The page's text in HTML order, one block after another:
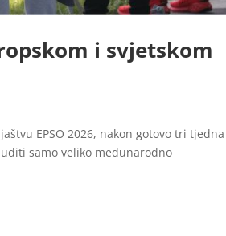
i svjetskom
EPSO 2026, nakon gotovo tri tjedna
samo veliko međunarodno